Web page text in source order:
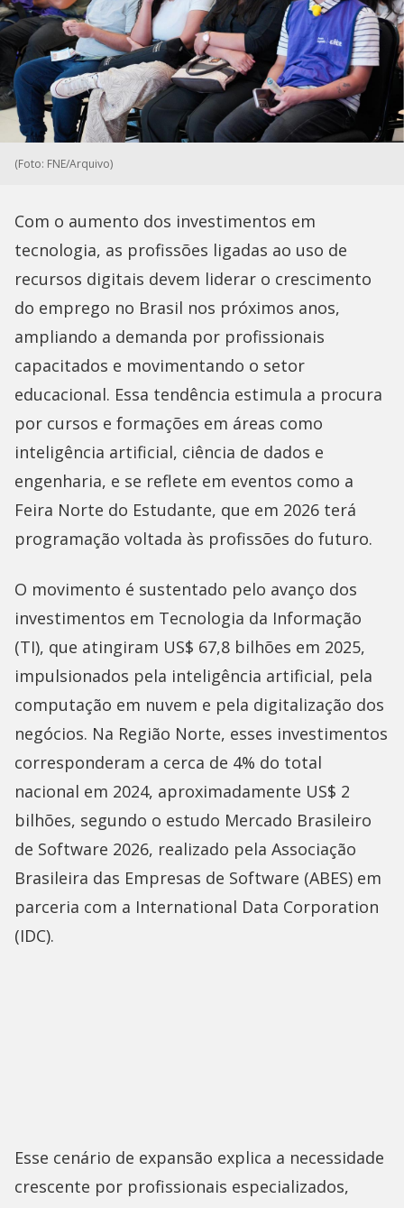
(Foto: FNE/Arquivo)
Com o aumento dos investimentos em
tecnologia, as profissões ligadas ao uso de
recursos digitais devem liderar o crescimento
do emprego no Brasil nos próximos anos,
ampliando a demanda por profissionais
capacitados e movimentando o setor
educacional. Essa tendência estimula a procura
por cursos e formações em áreas como
inteligência artificial, ciência de dados e
engenharia, e se reflete em eventos como a
Feira Norte do Estudante, que em 2026 terá
programação voltada às profissões do futuro.
O movimento é sustentado pelo avanço dos
investimentos em Tecnologia da Informação
(TI), que atingiram US$ 67,8 bilhões em 2025,
impulsionados pela inteligência artificial, pela
computação em nuvem e pela digitalização dos
negócios. Na Região Norte, esses investimentos
corresponderam a cerca de 4% do total
nacional em 2024, aproximadamente US$ 2
bilhões, segundo o estudo Mercado Brasileiro
de Software 2026, realizado pela Associação
Brasileira das Empresas de Software (ABES) em
parceria com a International Data Corporation
(IDC).
Esse cenário de expansão explica a necessidade
crescente por profissionais especializados,